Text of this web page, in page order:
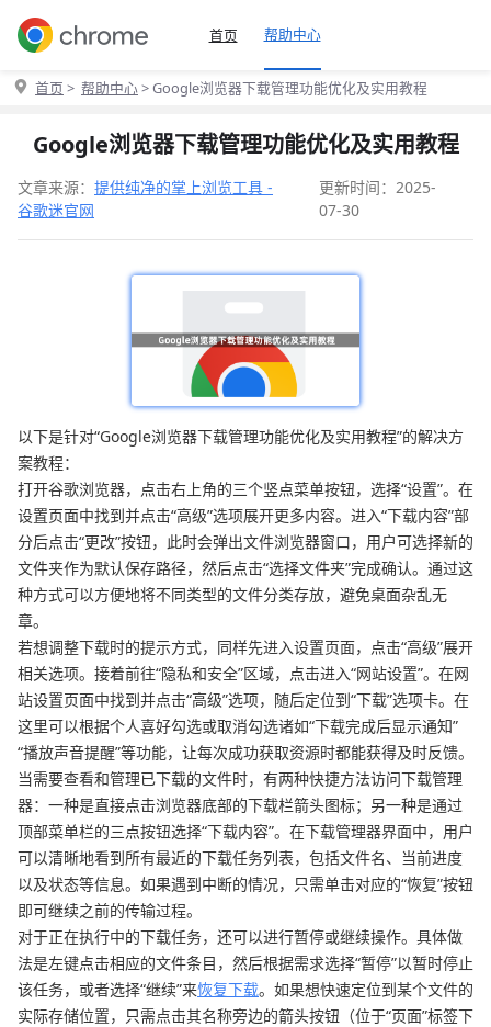
首页 帮助中心
首页 > 帮助中心> Google浏览器下载管理功能优化及实用教程
Google浏览器下载管理功能优化及实用教程
文章来源： 提供纯净的掌上浏览工具 -
谷歌迷官网
更新时间：2025-
07-30
以下是针对“Google浏览器下载管理功能优化及实用教程”的解决方
案教程：
打开谷歌浏览器，点击右上角的三个竖点菜单按钮，选择“设置”。在
设置页面中找到并点击“高级”选项展开更多内容。进入“下载内容”部
分后点击“更改”按钮，此时会弹出文件浏览器窗口，用户可选择新的
文件夹作为默认保存路径，然后点击“选择文件夹”完成确认。通过这
种方式可以方便地将不同类型的文件分类存放，避免桌面杂乱无
章。
若想调整下载时的提示方式，同样先进入设置页面，点击“高级”展开
相关选项。接着前往“隐私和安全”区域，点击进入“网站设置”。在网
站设置页面中找到并点击“高级”选项，随后定位到“下载”选项卡。在
这里可以根据个人喜好勾选或取消勾选诸如“下载完成后显示通知”
“播放声音提醒”等功能，让每次成功获取资源时都能获得及时反馈。
当需要查看和管理已下载的文件时，有两种快捷方法访问下载管理
器：一种是直接点击浏览器底部的下载栏箭头图标；另一种是通过
顶部菜单栏的三点按钮选择“下载内容”。在下载管理器界面中，用户
可以清晰地看到所有最近的下载任务列表，包括文件名、当前进度
以及状态等信息。如果遇到中断的情况，只需单击对应的“恢复”按钮
即可继续之前的传输过程。
对于正在执行中的下载任务，还可以进行暂停或继续操作。具体做
法是左键点击相应的文件条目，然后根据需求选择“暂停”以暂时停止
该任务，或者选择“继续”来恢复下载。如果想快速定位到某个文件的
实际存储位置，只需点击其名称旁边的箭头按钮（位于“页面”标签下